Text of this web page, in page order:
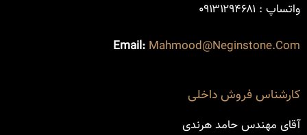
واتساپ : ۰۹۱۳۱۲۹۴۶۸۱
Email: Mahmood@neginstone.com
کارشناس فروش داخلی
آقای مهندس حامد هرندی